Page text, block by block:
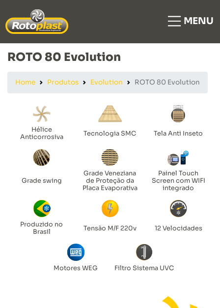
MENU
ROTO 80 Evolution
Home Produtos Evolution ROTO 80 Evolution
Hélice
Anticorrosiva
Tecnologia SMC Tela Anti Inseto
Grade swing
Grade Veneziana
de Proteção da
Placa Evaporativa
Painel Touch
Screen com WIFI
integrado
Produzido no
Brasil
Tensão M/F 220v 12 Velocidades
Motores WEG Filtro Sistema UVC